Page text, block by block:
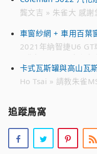
龔文吉 » 朱雀大 感
日亞 有看到226-
車窗紗網 + 車用百葉
2021年納智捷U6 GT
» 您好。 2021年納
(製作費用)。 請問：
卡式瓦斯罐與高山瓦
Ho Tsai » 請教朱雀
追蹤鳥窩